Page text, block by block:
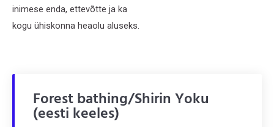
inimese enda, ettevõtte ja ka
kogu ühiskonna heaolu aluseks.
Forest bathing/Shirin Yoku
(eesti keeles)